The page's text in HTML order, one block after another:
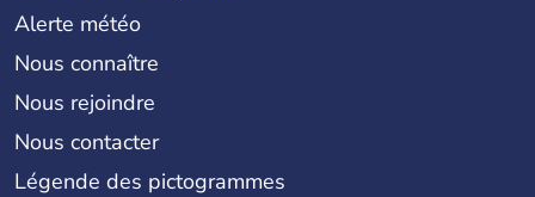
Alerte météo
Nous connaître
Nous rejoindre
Nous contacter
Légende des pictogrammes